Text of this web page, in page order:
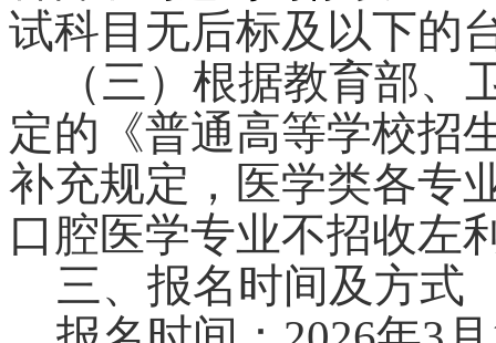
试科目无后标及以下的
（三） 根据教育部、
定的《普通高等学校招
补充规定，医学类各专
口腔医学专业不招收左
三、报名时间及方式